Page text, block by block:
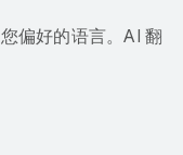
偏好的语言。AI 翻